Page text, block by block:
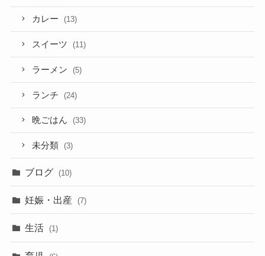
カレー (13)
スイーツ (11)
ラーメン (5)
ランチ (24)
晩ごはん (33)
未分類 (3)
ブログ (10)
妊娠・出産 (7)
生活 (1)